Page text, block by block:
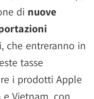
di nuove
che entreranno in
tasse
i prodotti Apple
Vietnam, con